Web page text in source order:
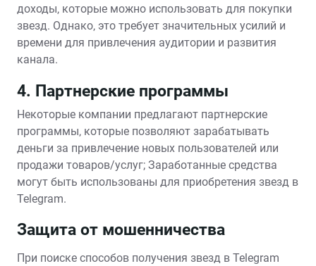
доходы‚ которые можно использовать для покупки
звезд. Однако‚ это требует значительных усилий и
времени для привлечения аудитории и развития
канала.
4. Партнерские программы
Некоторые компании предлагают партнерские
программы‚ которые позволяют зарабатывать
деньги за привлечение новых пользователей или
продажи товаров/услуг; Заработанные средства
могут быть использованы для приобретения звезд в
Telegram.
Защита от мошенничества
При поиске способов получения звезд в Telegram